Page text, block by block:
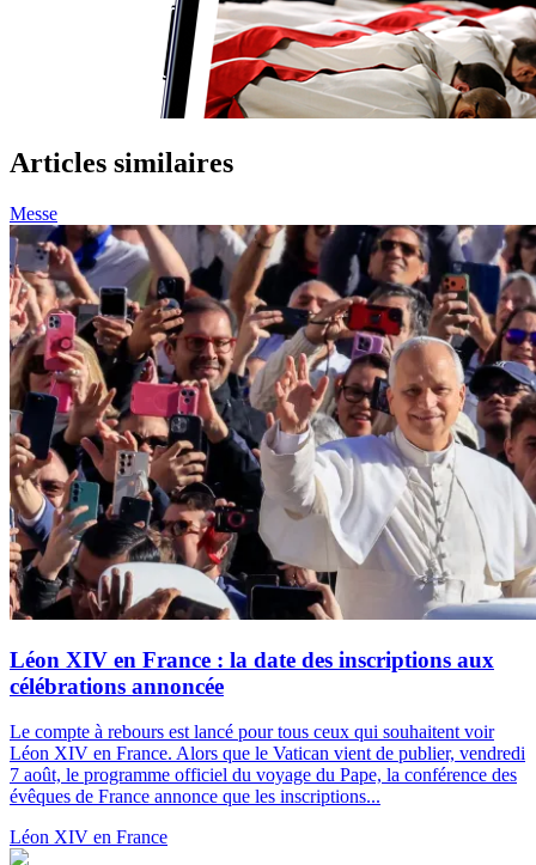
Articles similaires
Messe
Léon XIV en France : la date des inscriptions aux
célébrations annoncée
Le compte à rebours est lancé pour tous ceux qui souhaitent voir
Léon XIV en France. Alors que le Vatican vient de publier, vendredi
7 août, le programme officiel du voyage du Pape, la conférence des
évêques de France annonce que les inscriptions...
Léon XIV en France